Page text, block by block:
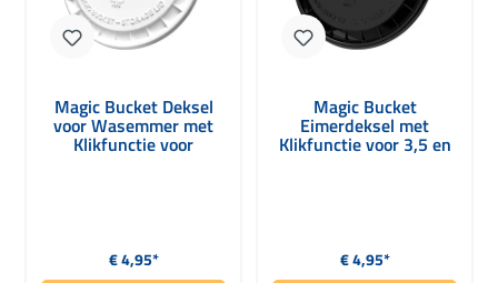
Magic Bucket Deksel
voor Wasemmer met
Klikfunctie voor
Normale prijs:
€ 4,95*
Magic Bucket
Eimerdeksel met
Klikfunctie voor 3,5 en
Normale prijs:
€ 4,95*